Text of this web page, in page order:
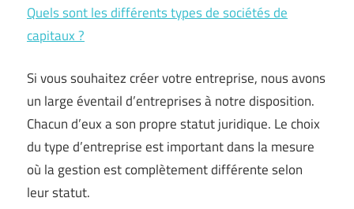
Quels sont les différents types de sociétés de
capitaux ?
Si vous souhaitez créer votre entreprise, nous avons
un large éventail d’entreprises à notre disposition.
Chacun d’eux a son propre statut juridique. Le choix
du type d’entreprise est important dans la mesure
où la gestion est complètement différente selon
leur statut.